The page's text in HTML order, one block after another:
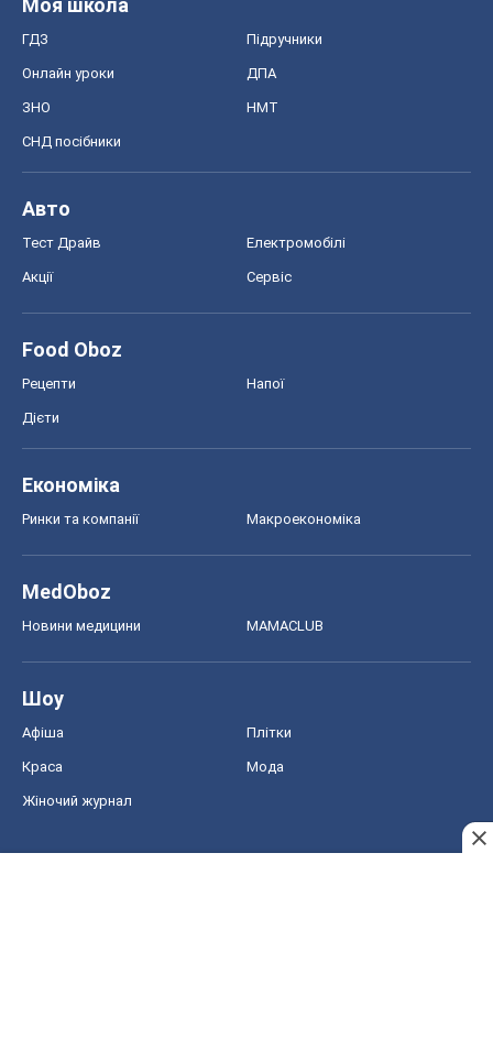
Моя школа
ГДЗ Підручники
Онлайн уроки ДПА
ЗНО НМТ
СНД посібники
Авто
Тест Драйв Електромобілі
Акції Сервіс
Food Oboz
Рецепти Напої
Дієти
Економіка
Ринки та компанії Макроекономіка
MedOboz
Новини медицини MAMACLUB
Шоу
Афіша Плітки
Краса Мода
Жіночий журнал